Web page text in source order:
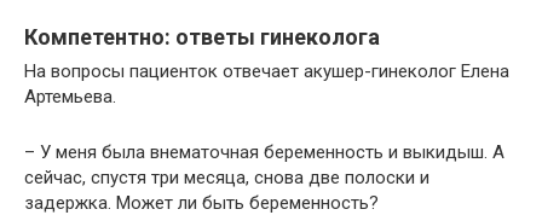
Компетентно: ответы гинеколога
На вопросы пациенток отвечает акушер-гинеколог Елена
Артемьева.
– У меня была внематочная беременность и выкидыш. А
сейчас, спустя три месяца, снова две полоски и
задержка. Может ли быть беременность?